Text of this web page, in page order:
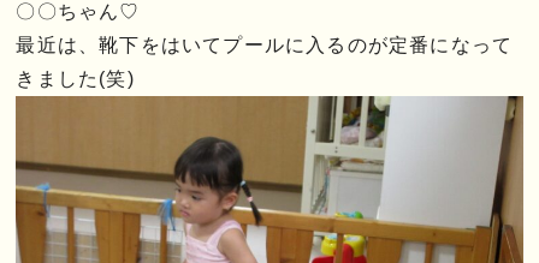
〇〇ちゃん♡
最近は、靴下をはいてプールに入るのが定番になって
きました(笑)